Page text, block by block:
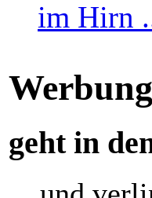
geht in